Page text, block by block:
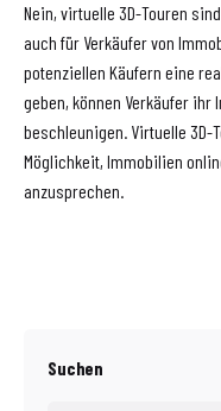
Nein, virtuelle 3D-Touren
auch für Verkäufer von
potenziellen Käufern eine
geben, können Verkäufer ihr
beschleunigen. Virtuelle 3D-
Möglichkeit, Immobilien
anzusprechen.
Suchen